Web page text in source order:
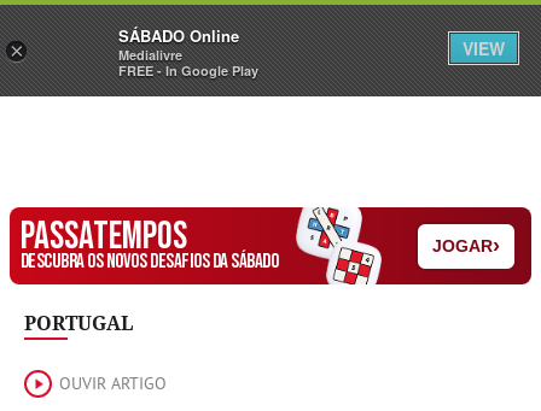
Sábado Assine Iniciar Sessão
PASSATEMPOS
DESCUBRA OS NOVOS DESAFIOS DA SÁBADO
JOGAR›
PORTUGAL
OUVIR ARTIGO
×
SÁBADO Online
Medialivre
FREE - In Google Play
VIEW